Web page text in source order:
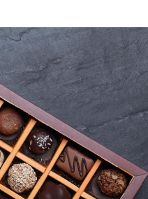
Bébés,
quelle
pharmacie
vacances ?
Syndrome
quels sont
exercices